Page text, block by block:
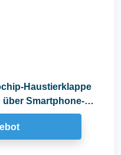
Haustierklappe
Smartphone-